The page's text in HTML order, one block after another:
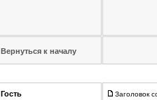
Вернуться к началу
Гость
Заголовок